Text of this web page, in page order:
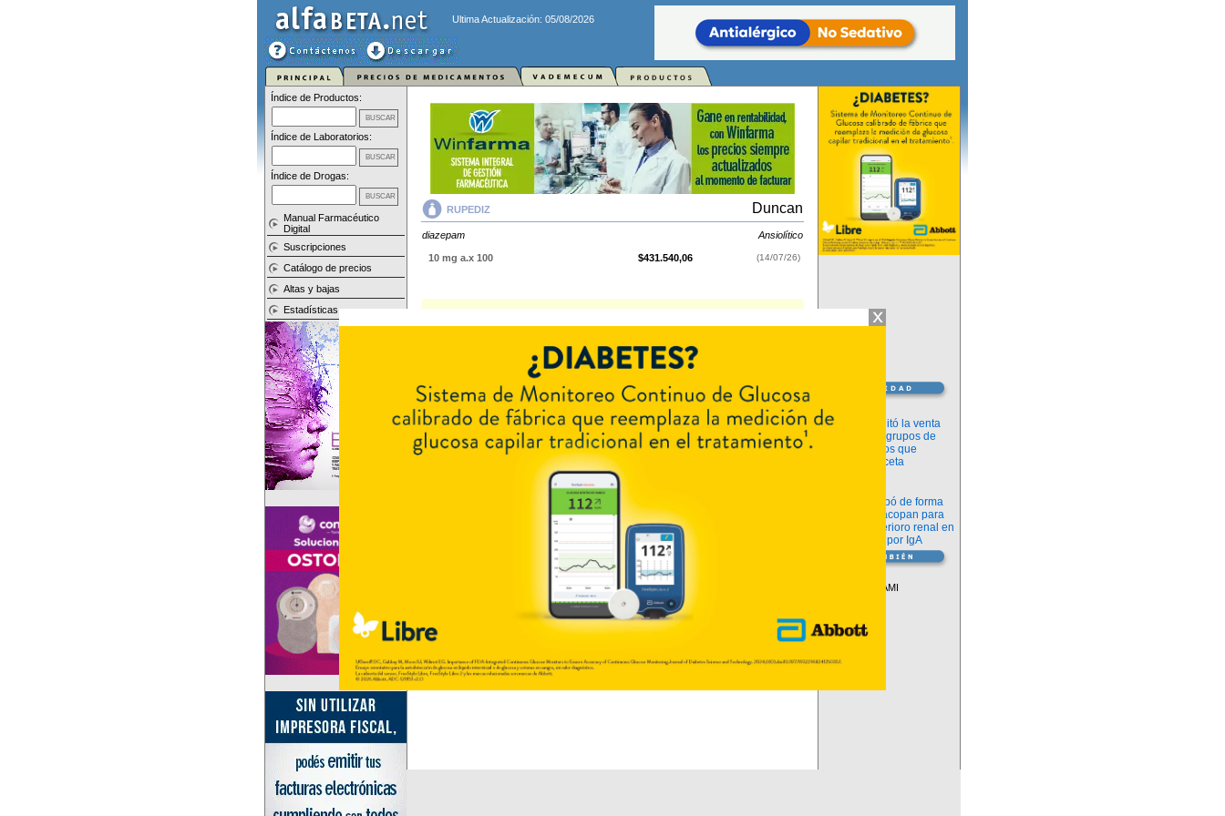
Ultima Actualización: 05/08/2026
Índice de Productos:
Índice de Laboratorios:
Índice de Drogas:
Manual Farmacéutico
Digital
Suscripciones
Catálogo de precios
Altas y bajas
Estadísticas
RUPEDIZ Duncan
diazepam Ansiolítico
10 mg a.x 100 $431.540,06 (14/07/26)
Explorar más
Otros productos con
diazepam
Otros productos deDuncan
Información
ANMAT habilitó la venta
libre de diez grupos de
medicamentos que
requerían receta
La FDA aprobó de forma
definitiva iptacopan para
frenar el deterioro renal en
la nefropatía por IgA
Descuentos PAMI